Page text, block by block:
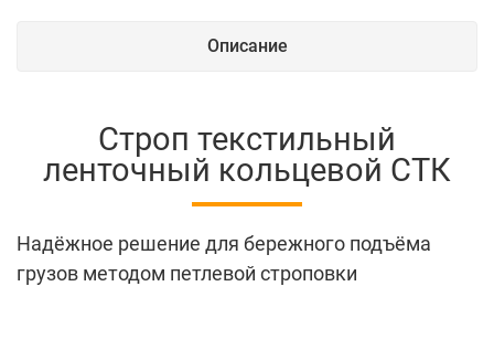
Описание
Строп текстильный
ленточный кольцевой СТК
Надёжное решение для бережного подъёма
грузов методом петлевой строповки